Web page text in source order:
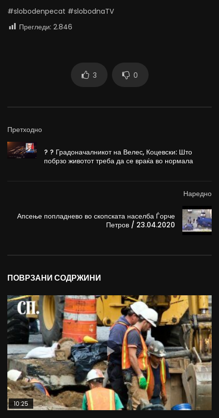
#slobodenpecat #slobodnaTV
Прегледи: 2.846
3 0
Претходно
? ? Градоначалникот на Велес, Коцевски: Што
побрзо животот треба да се враќа во нормала
Наредно
Апсење попладнево во скопската населба Ѓорче
Петров / 23.04.2020
ПОВРЗАНИ СОДРЖИНИ
10:25